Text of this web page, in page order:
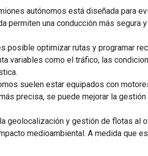
autónomos está diseñada para
permiten una conducción más segura
posible optimizar rutas y programar
variables como el tráfico, las
suelen estar equipados con
precisa, se puede mejorar la
geolocalización y gestión de flotas al
medioambiental. A medida que